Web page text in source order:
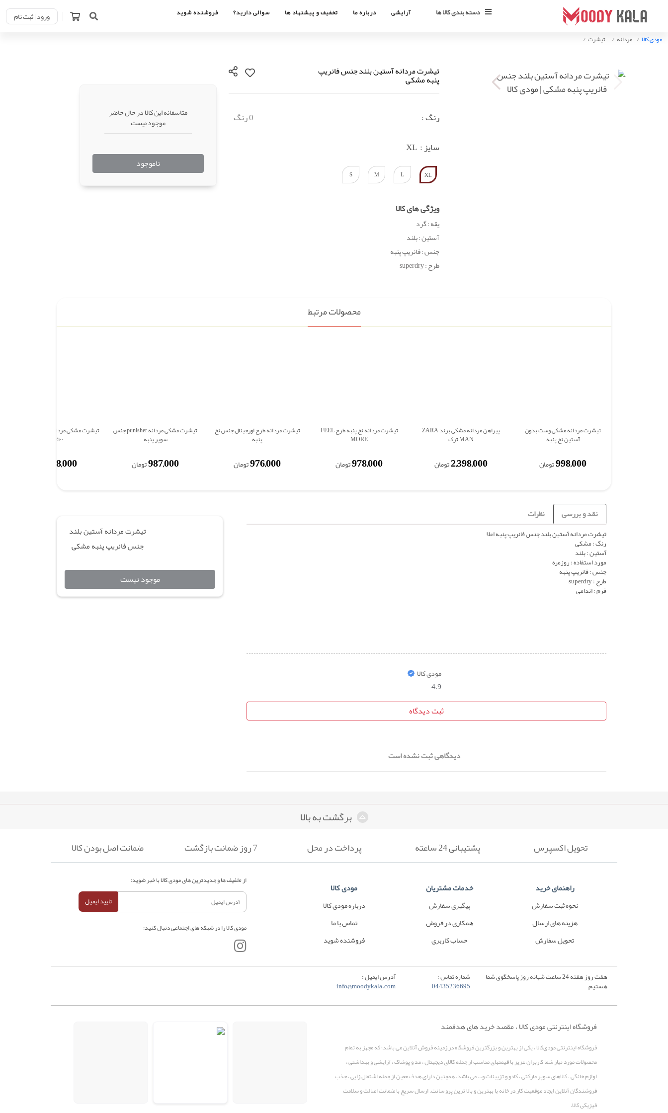
دسته بندی کالا ها آرایشی درباره ما تخفیف و پیشنهاد ها سوالی دارید؟ فروشنده شوید ورود | ثبت نام
مودی کالا مردانه تیشرت
تیشرت مردانه آستین بلند جنس فانریپ
پنبه مشکی
رنگ :
0 رنگ
سایز : XL
XL
L
M
S
ویژگی های کالا
یقه : گرد
آستین : بلند
جنس : فانریپ پنبه
طرح : superdry
متاسفانه این کالا در حال حاضر
موجود نیست
ناموجود
محصولات مرتبط
تیشرت مردانه مشکی وست بدون
آستین نخ پنبه
998,000تومان
پیراهن مردانه مشکی برند ZARA
MAN ترک
2,398,000تومان
تیشرت مردانه نخ پنبه طرح FEEL
MORE
978,000تومان
تیشرت مردانه طرح اورجینال جنس نخ
پنبه
976,000تومان
تیشرت مشکی مردانه punisher جنس
سوپر پنبه
987,000تومان
۱۰۰٪ پنبه
978,000
نقد و بررسی نظرات
تیشرت مردانه آستین بلند جنس فانریپ پنبه اعلا
رنگ : مشکی
آستین : بلند
مورد استفاده : روزمره
جنس : فانریپ پنبه
طرح : superdry
فرم : اندامی
مودی کالا
4.9
ثبت دیدگاه
دیدگاهی ثبت نشده است
تیشرت مردانه آستین بلند
جنس فانریپ پنبه مشکی
موجود نیست
برگشت به بالا
تحویل اکسپرس پشتیبانی 24 ساعته پرداخت در محل 7 روز ضمانت بازگشت ضمانت اصل بودن کالا
راهنمای خرید
نحوه ثبت سفارش
هزینه های ارسال
تحویل سفارش
خدمات مشتریان
پیگیری سفارش
همکاری در فروش
حساب کاربری
مودی کالا
درباره مودی کالا
تماس با ما
فروشنده شوید
از تخفیف ها و جدیدترین های مودی کالا با خبر شوید:
تایید ایمیل
مودی کالا را در شبکه های اجتماعی دنبال کنید:
هفت روز هفته 24 ساعت شبانه روز پاسخگوی شما
هستیم
شماره تماس :
04435236695
آدرس ایمیل :
info@moodykala.com
فروشگاه اینترنتی مودی کالا ، مقصد خرید های هدفمند
فروشگاه اینترنتی مودی‌کالا ، یکی از بهترین و بزرگترین فروشگاه در زمینه فروش آنلاین می باشد؛ که مجهز به تمام
محصولات مورد نیاز شما کاربران عزیز با قیمتهای مناسب از جمله کالای دیجیتال ، مد و پوشاک ، آرایشی و بهداشتی ،
لوازم خانگی ، کالاهای سوپر مارکتی ، کادو و تزیینات و... می باشد. همچنین دارای هدف معین از جمله اشتغال زایی ، جذب
فروشندگان آنلاین ایجاد موقعیت کار در خانه با بهترین و بالا ترین پرو سانت. ارسال سریع با ضمانت اصالت و سلامت
فیزیکی کالا.